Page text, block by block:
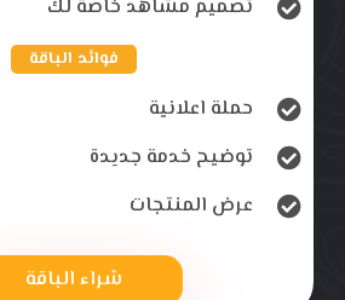
تصميم مشاهد خاصة لك
فوائد الباقة
حملة اعلانية
توضيح خدمة جديدة
عرض المنتجات
شراء الباقة